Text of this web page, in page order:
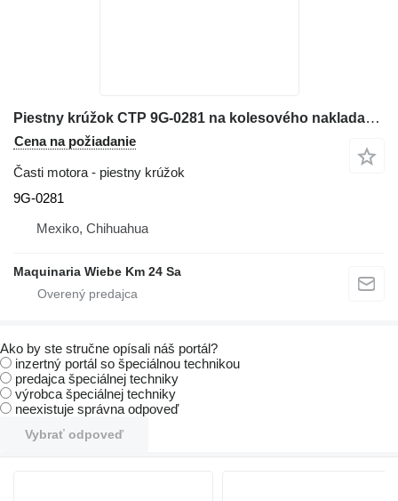
Piestny krúžok CTP 9G-0281 na kolesového nakladača Caterpillar 966G
Cena na požiadanie
Časti motora - piestny krúžok
9G-0281
Mexiko, Chihuahua
Maquinaria Wiebe Km 24 Sa
Ako by ste stručne opísali náš portál?
inzertný portál so špeciálnou technikou
predajca špeciálnej techniky
výrobca špeciálnej techniky
neexistuje správna odpoveď
Vybrať odpoveď